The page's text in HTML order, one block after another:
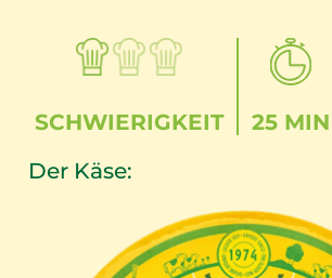
SCHWIERIGKEIT 25 MIN
Der Käse: